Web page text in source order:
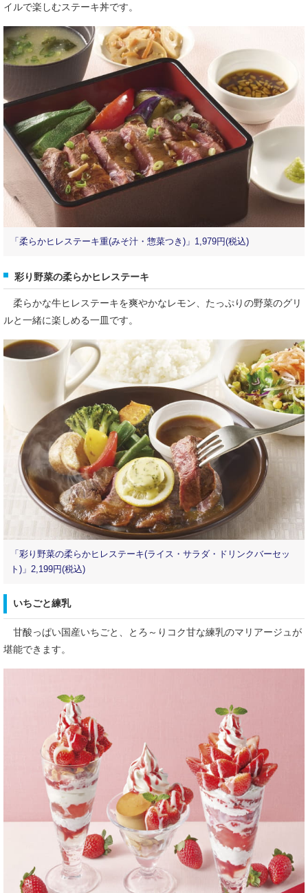
イルで楽しむステーキ丼です。
「柔らかヒレステーキ重(みそ汁・惣菜つき)」1,979円(税込)
彩り野菜の柔らかヒレステーキ
柔らかな牛ヒレステーキを爽やかなレモン、たっぷりの野菜のグリ
ルと一緒に楽しめる一皿です。
「彩り野菜の柔らかヒレステーキ(ライス・サラダ・ドリンクバーセッ
ト)」2,199円(税込)
いちごと練乳
甘酸っぱい国産いちごと、とろ～りコク甘な練乳のマリアージュが
堪能できます。